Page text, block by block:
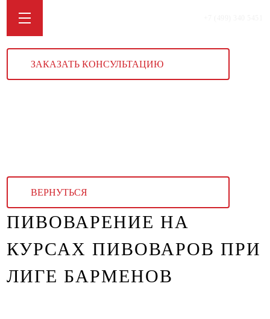
ЗАКАЗАТЬ КОНСУЛЬТАЦИЮ
ВЕРНУТЬСЯ
ПИВОВАРЕНИЕ НА
КУРСАХ ПИВОВАРОВ ПРИ
ЛИГЕ БАРМЕНОВ